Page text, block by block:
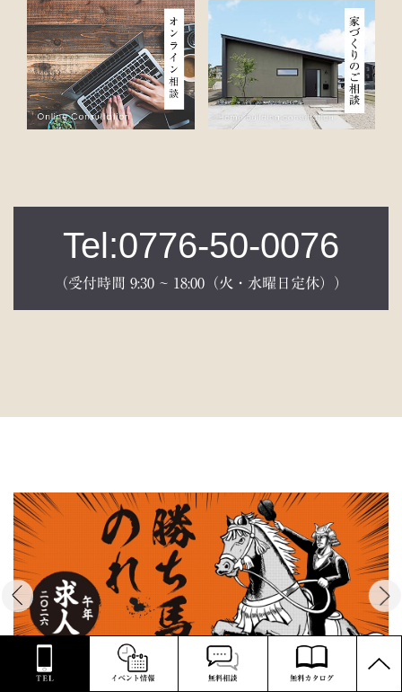
Tel:0776-50-0076
（受付時間 9:30 ~ 18:00（火・水曜日定休））
TOP